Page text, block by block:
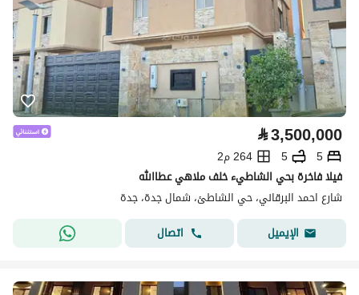
⃁3,500,000
5
5
264 م2
فيلا فاخرة بحي الشاطيء خلف ملاهي عطاالله
شارع احمد البرقاني، حي الشاطئ، شمال جدة، جدة
الإيميل
اتصال